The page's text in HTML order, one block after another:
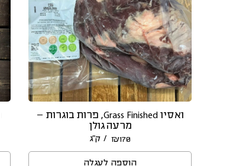
ואסיו Grass Finished, פרות בוגרות –
מרעה גולן
₪170 / ק״ג
הוספה לעגלה